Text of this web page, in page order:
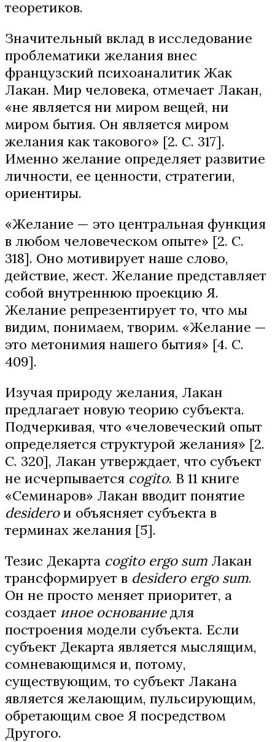
теоретиков.
Значительный вклад в исследование
проблематики желания внес
французский психоаналитик Жак
Лакан. Мир человека, отмечает Лакан,
«не является ни миром вещей, ни
миром бытия. Он является миром
желания как такового» [2. С. 317].
Именно желание определяет развитие
личности, ее ценности, стратегии,
ориентиры.
«Желание — это центральная функция
в любом человеческом опыте» [2. С.
318]. Оно мотивирует наше слово,
действие, жест. Желание представляет
собой внутреннюю проекцию Я.
Желание репрезентирует то, что мы
видим, понимаем, творим. «Желание —
это метонимия нашего бытия» [4. С.
409].
Изучая природу желания, Лакан
предлагает новую теорию субъекта.
Подчеркивая, что «человеческий опыт
определяется структурой желания» [2.
С. 320], Лакан утверждает, что субъект
не исчерпывается cogito. В 11 книге
«Семинаров» Лакан вводит понятие
desideroи объясняет субъекта в
терминах желания [5].
Тезис Декарта cogito ergo sum Лакан
трансформирует в desidero ergo sum.
Он не просто меняет приоритет, а
создает иное основаниедля
построения модели субъекта. Если
субъект Декарта является мыслящим,
сомневающимся и, потому,
существующим, то субъект Лакана
является желающим, пульсирующим,
обретающим свое Я посредством
Другого.